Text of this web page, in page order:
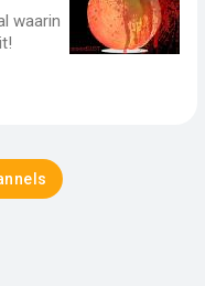
waarin